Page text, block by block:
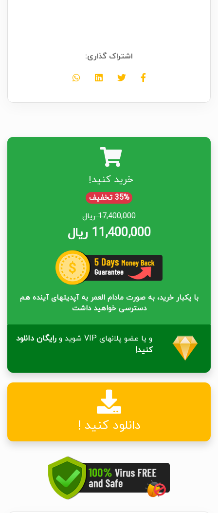
اشتراک گذاری:
خرید کنید!
35% تخفیف
17,400,000 ریال
11,400,000 ریال
با یکبار خرید، به صورت مادام العمر به آپدیتهای آینده هم
دسترسی خواهید داشت
و یا عضو پلانهای VIP شوید و
رایگان دانلود
کنید!
دانلود کنید !